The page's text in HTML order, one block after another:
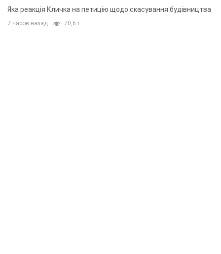
"московського вірянина"
Яка реакція Кличка на петицію щодо скасування будівництва
7 часов назад 70,6 т.